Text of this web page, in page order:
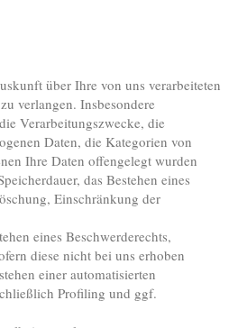
über Ihre von uns verarbeiteten
verlangen. Insbesondere
Verarbeitungszwecke, die
Daten, die Kategorien von
Ihre Daten offengelegt wurden
das Bestehen eines
Einschränkung der
eines Beschwerderechts,
diese nicht bei uns erhoben
einer automatisierten
Profiling und ggf.